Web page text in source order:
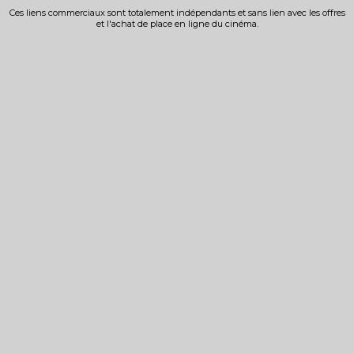
Ces liens commerciaux sont totalement indépendants et sans lien avec les offres
et l'achat de place en ligne du cinéma.